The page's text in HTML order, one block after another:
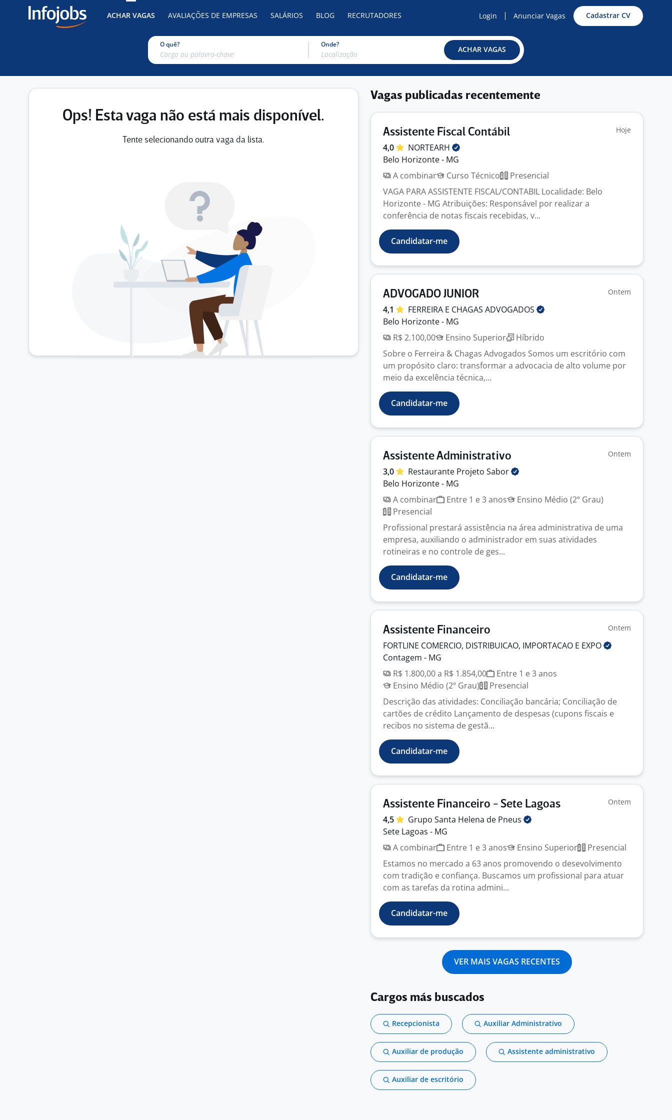
ACHAR VAGAS AVALIAÇÕES DE EMPRESAS SALÁRIOS BLOG RECRUTADORES Login Anunciar Vagas Cadastrar CV
O quê? Onde?
ACHAR VAGAS
Ops! Esta vaga não está mais disponível.
Tente selecionando outra vaga da lista.
Vagas publicadas recentemente
Assistente Fiscal Contábil Hoje
4,0
NORTEARH
Belo Horizonte - MG
A combinar
Curso Técnico
Presencial
VAGA PARA ASSISTENTE FISCAL/CONTABIL Localidade: Belo
Horizonte - MG Atribuições: Responsável por realizar a
conferência de notas fiscais recebidas, v...
Candidatar-me
ADVOGADO JUNIOR Ontem
4,1 FERREIRA E CHAGAS ADVOGADOS
Belo Horizonte - MG
R$ 2.100,00
Ensino Superior
Híbrido
Sobre o Ferreira & Chagas Advogados Somos um escritório com
um propósito claro: transformar a advocacia de alto volume por
meio da excelência técnica,...
Candidatar-me
Assistente Administrativo Ontem
3,0 Restaurante Projeto Sabor
Belo Horizonte - MG
A combinar
Entre 1 e 3 anos
Ensino Médio (2º Grau)
Presencial
Profissional prestará assistência na área administrativa de uma
empresa, auxiliando o administrador em suas atividades
rotineiras e no controle de ges...
Candidatar-me
Assistente Financeiro Ontem
FORTLINE COMERCIO, DISTRIBUICAO, IMPORTACAO E EXPO
Contagem - MG
R$ 1.800,00 a R$ 1.854,00
Entre 1 e 3 anos
Ensino Médio (2º Grau)
Presencial
Descrição das atividades: Conciliação bancária; Conciliação de
cartões de crédito Lançamento de despesas (cupons fiscais e
recibos no sistema de gestã...
Candidatar-me
Assistente Financeiro - Sete Lagoas Ontem
4,5 Grupo Santa Helena de Pneus
Sete Lagoas - MG
A combinar
Entre 1 e 3 anos Ensino Superior
Presencial
Estamos no mercado a 63 anos promovendo o desevolvimento
com tradição e confiança. Buscamos um profissional para atuar
com as tarefas da rotina admini...
Candidatar-me
VER MAIS VAGAS RECENTES
Cargos más buscados
Recepcionista Auxiliar Administrativo
Auxiliar de produção Assistente administrativo
Auxiliar de escritório